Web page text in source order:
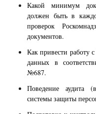
Какой минимум
должен быть в
проверок
документов.
Как привести работу
данных в
№687.
Поведение аудита
системы защиты